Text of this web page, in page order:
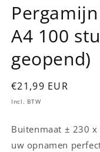
openen
in
modaal
A4 100
geopend)
Normale
prijs
€21,99 EUR
Incl. BTW
Buitenmaat ± 230
uw opnamen